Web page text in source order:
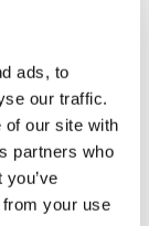
ads, to
our traffic.
of our site with
partners who
your use